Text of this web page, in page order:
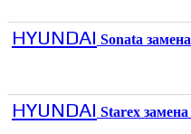
HYUNDAI Sonata
HYUNDAI Starex